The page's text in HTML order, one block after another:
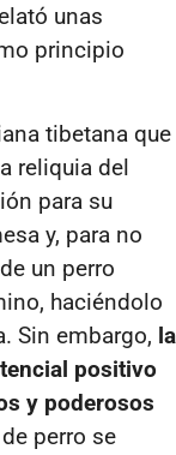
unas
principio
tibetana que
reliquia del
para su
y, para no
un perro
haciéndolo
Sin embargo, la
positivo
y poderosos
perro se